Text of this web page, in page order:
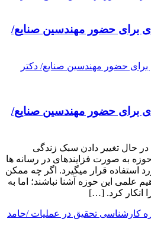
برای حضور مهندسین صنایع/
برای حضور مهندسین صنایع/
حال تغییر دادن سبک زندگی
به صورت فزاینده­ای در رسانه­ ها
استفاده قرار می­گیرد. اگر چه ممکن
علمی این حوزه آشنا نباشند؛ اما به
انکار کرد. […]